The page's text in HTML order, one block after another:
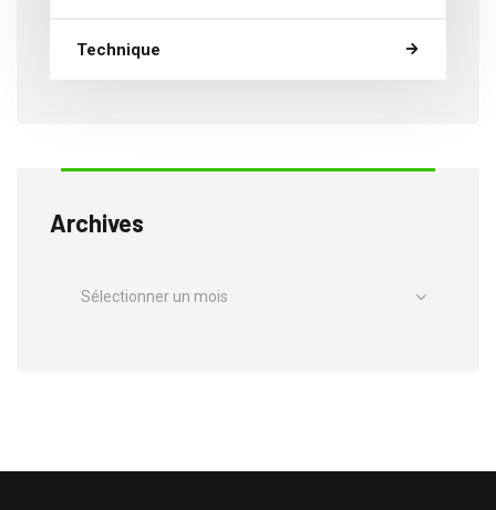
Technique
Archives
Sélectionner un mois